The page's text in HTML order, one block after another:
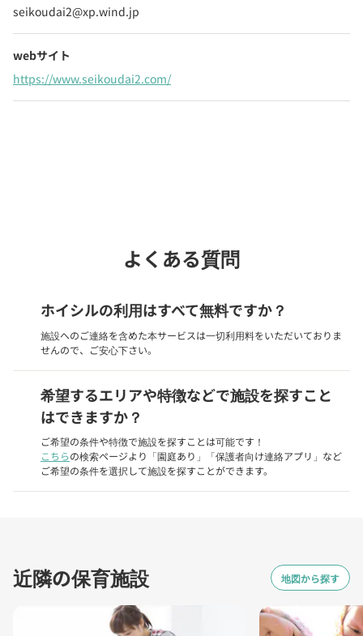
seikoudai2@xp.wind.jp
webサイト
https://www.seikoudai2.com/
よくある質問
ホイシルの利用はすべて無料ですか？
施設へのご連絡を含めた本サービスは一切利用料をいただいておりま
せんので、ご安心下さい。
希望するエリアや特徴などで施設を探すこと
はできますか？
ご希望の条件や特徴で施設を探すことは可能です！
こちらの検索ページより「園庭あり」「保護者向け連絡アプリ」など
ご希望の条件を選択して施設を探すことができます。
近隣の保育施設 地図から探す